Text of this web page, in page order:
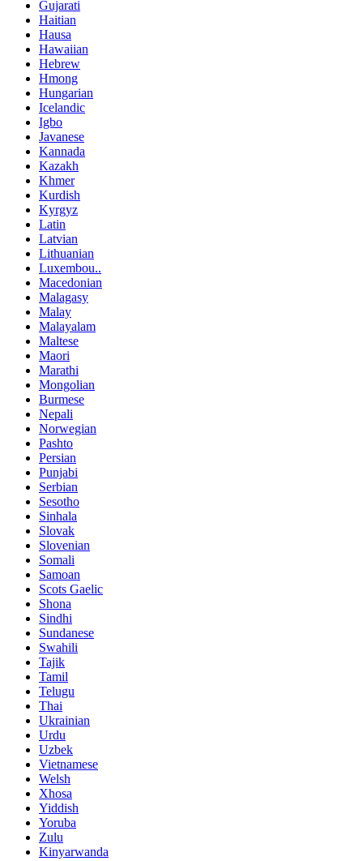
Gujarati
Haitian
Hausa
Hawaiian
Hebrew
Hmong
Hungarian
Icelandic
Igbo
Javanese
Kannada
Kazakh
Khmer
Kurdish
Kyrgyz
Latin
Latvian
Lithuanian
Luxembou..
Macedonian
Malagasy
Malay
Malayalam
Maltese
Maori
Marathi
Mongolian
Burmese
Nepali
Norwegian
Pashto
Persian
Punjabi
Serbian
Sesotho
Sinhala
Slovak
Slovenian
Somali
Samoan
Scots Gaelic
Shona
Sindhi
Sundanese
Swahili
Tajik
Tamil
Telugu
Thai
Ukrainian
Urdu
Uzbek
Vietnamese
Welsh
Xhosa
Yiddish
Yoruba
Zulu
Kinyarwanda